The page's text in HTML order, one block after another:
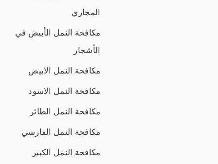
المجاري
مكافحة النمل الأبيض في
الأشجار
مكافحة النمل الابيض
مكافحة النمل الاسود
مكافحة النمل الطائر
مكافحة النمل الفارسي
مكافحة النمل الكبير